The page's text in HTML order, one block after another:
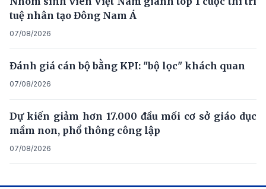
tuệ nhân tạo Đông Nam Á
07/08/2026
Đánh giá cán bộ bằng KPI: "bộ lọc" khách quan
07/08/2026
Dự kiến giảm hơn 17.000 đầu mối cơ sở giáo dục
mầm non, phổ thông công lập
07/08/2026